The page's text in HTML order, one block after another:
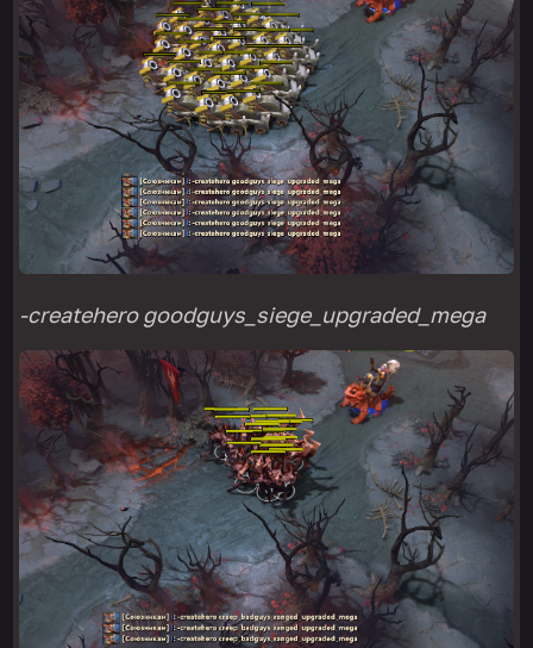
-createhero goodguys_siege_upgraded_mega